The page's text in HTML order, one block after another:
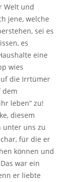
Welt und
jene, welche
sei es
es
eine
wies
die Irrtümer
dem
leben“ zu!
diesem
unter uns zu
für die er
können und
war ein
er liebte